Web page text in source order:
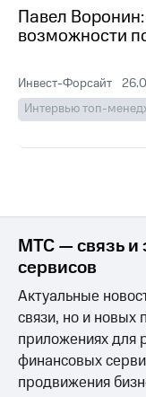
Личный
кабинет
капитал
Контроль
аудит
Описание
Порядок
акций
Рынок
облигаций
Описание
Павел Воронин:
возможности
Инвест-Форсайт
Интервью топ-
МТС — связь и
сервисов
Актуальные
связи, но и
приложениях для
финансовых
продвижения